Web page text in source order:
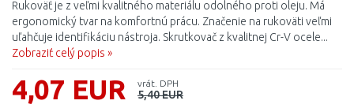
Rukoväť je z veľmi kvalitného materiálu odolného proti oleju. Má
ergonomický tvar na komfortnú prácu. Značenie na rukoväti veľmi
uľahčuje identifikáciu nástroja. Skrutkovač z kvalitnej Cr-V ocele...
Zobraziť celý popis »
4,07 EUR vrát. DPH
5,40 EUR